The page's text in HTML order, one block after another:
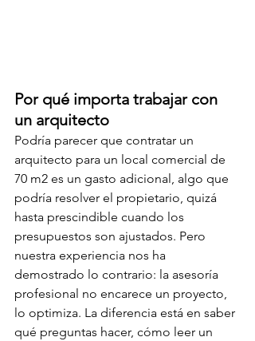
Por qué importa trabajar con
un arquitecto
Podría parecer que contratar un
arquitecto para un local comercial de
70 m2 es un gasto adicional, algo que
podría resolver el propietario, quizá
hasta prescindible cuando los
presupuestos son ajustados. Pero
nuestra experiencia nos ha
demostrado lo contrario: la asesoría
profesional no encarece un proyecto,
lo optimiza. La diferencia está en saber
qué preguntas hacer, cómo leer un